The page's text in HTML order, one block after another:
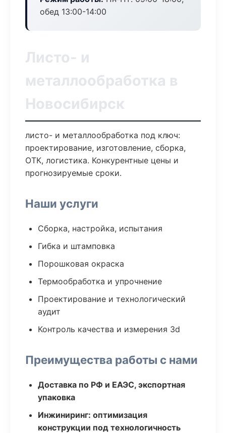
обед 13:00-14:00
Листо- и
металлообработка в
Новосибирск
листо- и металлообработка под ключ:
проектирование, изготовление, сборка,
ОТК, логистика. Конкурентные цены и
прогнозируемые сроки.
Наши услуги
Сборка, настройка, испытания
Гибка и штамповка
Порошковая окраска
Термообработка и упрочнение
Проектирование и технологический
аудит
Контроль качества и измерения 3d
Преимущества работы с нами
Доставка по РФ и ЕАЭС, экспортная
упаковка
Инжиниринг: оптимизация
конструкции под технологичность